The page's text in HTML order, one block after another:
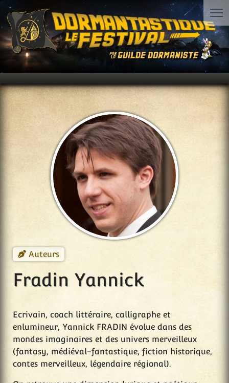
Auteurs
Fradin Yannick
Ecrivain, coach littéraire, calligraphe et
enlumineur, Yannick FRADIN évolue dans des
mondes imaginaires et des univers merveilleux
(fantasy, médiéval-fantastique, fiction historique,
contes merveilleux, légendaire régional).